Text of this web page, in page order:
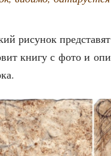
рису­нок
кни­гу с фото и